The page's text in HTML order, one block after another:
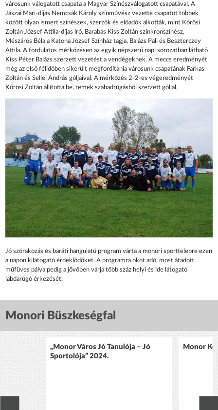
városunk válogatott csapata a Magyar Színészválogatott csapatával. A
Jászai Mari-díjas Nemcsák Károly színművész vezette csapatot többek
között olyan ismert színészek, szerzők és előadók alkották, mint Kőrösi
Zoltán József Attila-díjas író, Barabás Kiss Zoltán szinkronszínész,
Mészáros Béla a Katona József Színház tagja, Balázs Pali és Beszterczey
Attila. A fordulatos mérkőzésen az egyik népszerű napi sorozatban látható
Kiss Péter Balázs szerzett vezetést a vendégeknek. A meccs eredményét
még az első félidőben sikerült megfordítania városunk csapatának Farkas
Zoltán és Sellei András góljaival. A mérkőzés 2-2-es végeredményét
Kőrösi Zoltán állította be, remek szabadrúgásból szerzett góllal.
Jó szórakozás és baráti hangulatú program várta a monori sporttelepre ezen
a napon kilátogató érdeklődőket. A programra okot adó, most átadott
műfüves pálya pedig a jövőben várja több száz helyi és ide látogató
labdarúgó érkezését.
Monori Büszkeségfal
„Monor Város Jó Tanulója – Jó
Sportolója” 2024.
Monor